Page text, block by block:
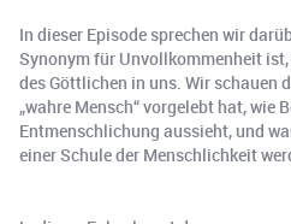
In dieser Episode sprechen wir
Synonym für Unvollkommenheit
des Göttlichen in uns. Wir schauen
„wahre Mensch“ vorgelebt hat, wie
Entmenschlichung aussieht, und
einer Schule der Menschlichkeit